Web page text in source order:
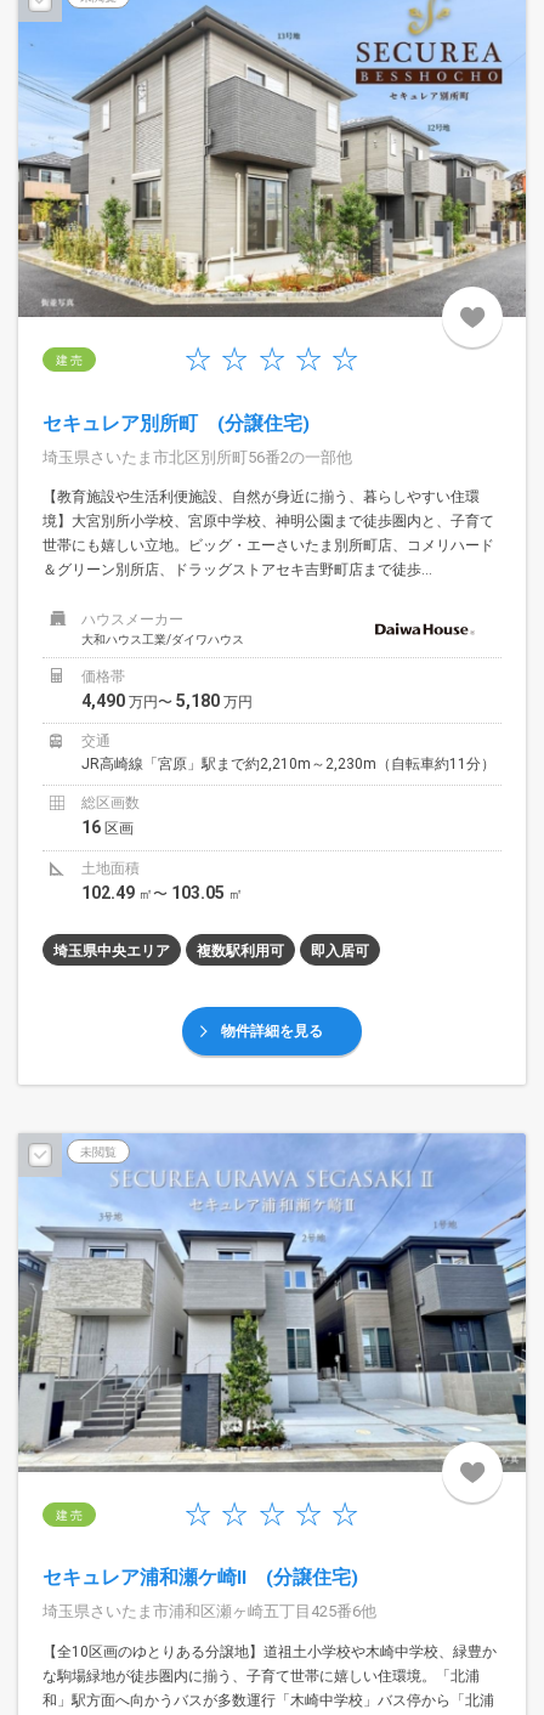
建 売
セキュレア別所町 (分譲住宅)
埼玉県さいたま市北区別所町56番2の一部他
【教育施設や生活利便施設、自然が身近に揃う、暮らしやすい住環
境】大宮別所小学校、宮原中学校、神明公園まで徒歩圏内と、子育て
世帯にも嬉しい立地。ビッグ・エーさいたま別所町店、コメリハード
＆グリーン別所店、ドラッグストアセキ吉野町店まで徒歩...
ハウスメーカー
大和ハウス工業/ダイワハウス
価格帯
4,490 万円〜 5,180 万円
交通
JR高崎線「宮原」駅まで約2,210m～2,230m（自転車約11分）
総区画数
16 区画
土地面積
102.49 ㎡〜 103.05 ㎡
埼玉県中央エリア 複数駅利用可 即入居可
物件詳細を見る
未閲覧
建 売
セキュレア浦和瀬ケ崎II (分譲住宅)
埼玉県さいたま市浦和区瀬ヶ崎五丁目425番6他
【全10区画のゆとりある分譲地】道祖土小学校や木崎中学校、緑豊か
な駒場緑地が徒歩圏内に揃う、子育て世帯に嬉しい住環境。「北浦
和」駅方面へ向かうバスが多数運行「木崎中学校」バス停から「北浦